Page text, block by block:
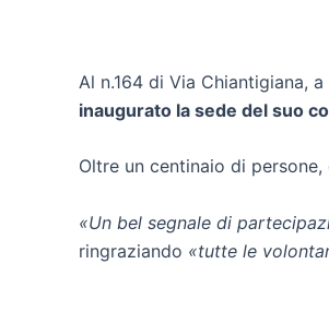
Al n.164 di Via Chiantigiana,
inaugurato la sede del suo
Oltre un centinaio di
«Un bel segnale di
ringraziando «tutte le